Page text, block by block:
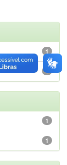
1
1
1
1